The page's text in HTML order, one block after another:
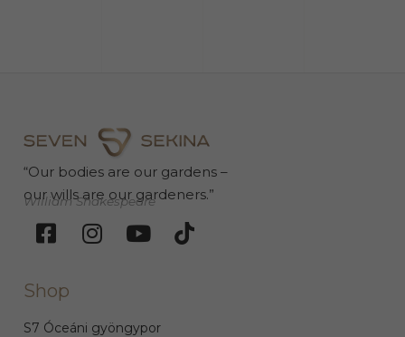
“Our bodies are our gardens –
our wills are our gardeners.”
William Shakespeare
Shop
S7 Óceáni gyöngypor